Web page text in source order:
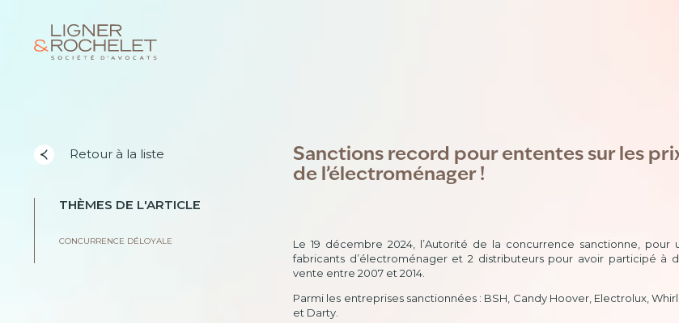
Sanctions record pour ententes sur les
de l’électroménager !
Le 19 décembre 2024, l’Autorité de la concurrence sanctionne, pour
fabricants d’électroménager et 2 distributeurs pour avoir participé à
vente entre 2007 et 2014.
Parmi les entreprises sanctionnées : BSH, Candy Hoover, Electrolux,
et Darty.
Retour à la liste
THÈMES DE L'ARTICLE
CONCURRENCE DÉLOYALE